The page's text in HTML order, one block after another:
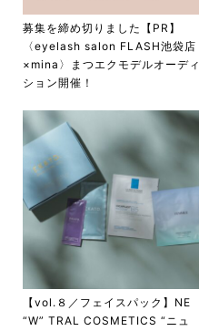
募集を締め切りました【PR】
〈eyelash salon FLASH池袋店
×mina〉まつエクモデルオーディ
ション開催！
【vol.８／フェイスパック】NE
“W” TRAL COSMETICS “ニュ